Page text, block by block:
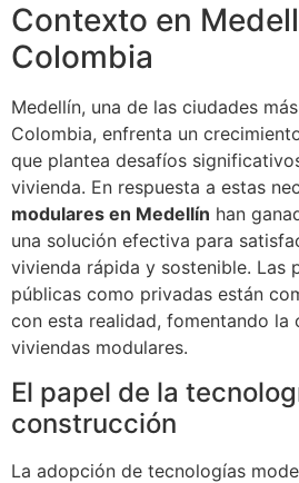
Contexto en
Colombia
Medellín, una de las ciudades
Colombia, enfrenta un
que plantea desafíos
vivienda. En respuesta a estas
modulares en Medellín han
una solución efectiva para
vivienda rápida y sostenible. Las
públicas como privadas están
con esta realidad, fomentando la
viviendas modulares.
El papel de la
construcción
La adopción de tecnologías